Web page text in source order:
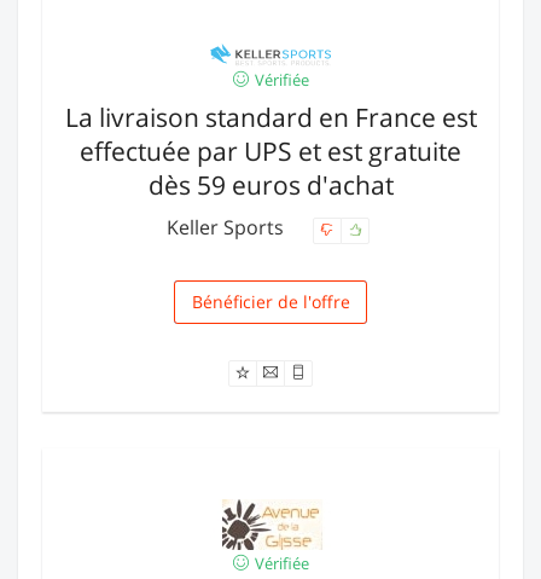
Vérifiée
La livraison standard en France est
effectuée par UPS et est gratuite
dès 59 euros d'achat
Keller Sports
Livraison
Bénéficier de l'offre
Vérifiée